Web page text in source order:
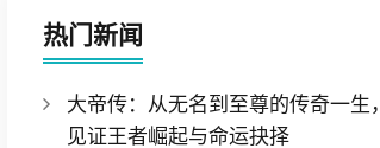
热门新闻
大帝传：从无名到至尊的传奇一生，
见证王者崛起与命运抉择